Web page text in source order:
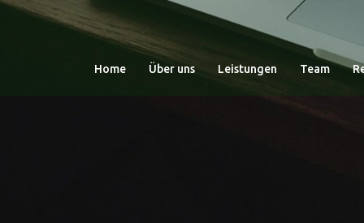
Zum
Home Über uns Leistungen Team